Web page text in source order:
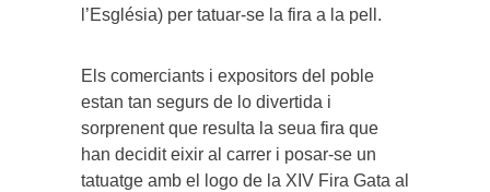
l’Església) per tatuar-se la fira a la pell.
Els comerciants i expositors del poble
estan tan segurs de lo divertida i
sorprenent que resulta la seua fira que
han decidit eixir al carrer i posar-se un
tatuatge amb el logo de la XIV Fira Gata al